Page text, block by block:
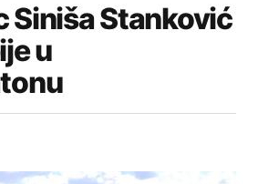
Siniša Stanković
u